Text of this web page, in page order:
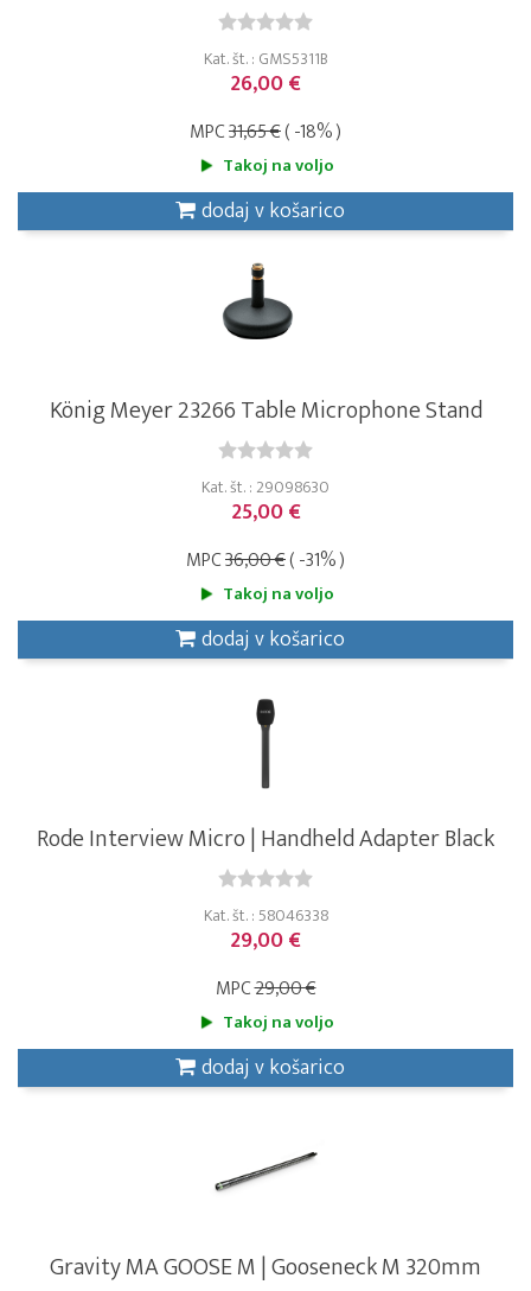
Kat. št. : GMS5311B
26,00 €
MPC31,65 €( -18% )
Takoj na voljo
dodaj v košarico
König Meyer 23266 Table Microphone Stand
Kat. št. : 29098630
25,00 €
MPC36,00 €( -31% )
Takoj na voljo
dodaj v košarico
Rode Interview Micro | Handheld Adapter Black
Kat. št. : 58046338
29,00 €
MPC29,00 €
Takoj na voljo
dodaj v košarico
Gravity MA GOOSE M | Gooseneck M 320mm